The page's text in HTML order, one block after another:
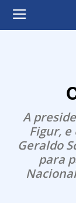
A
Figur, e
Geraldo
para